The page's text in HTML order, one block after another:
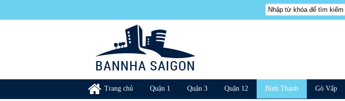
Trang chủ Quận 1 Quận 3 Quận 12 Bình Thạnh Gò Vấp